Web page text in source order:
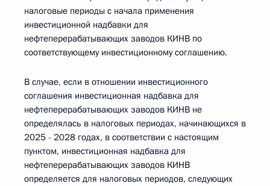
налоговые периоды с начала применения
инвестиционной надбавки для
нефтеперерабатывающих заводов КИНВ по
соответствующему инвестиционному соглашению.
В случае, если в отношении инвестиционного
соглашения инвестиционная надбавка для
нефтеперерабатывающих заводов КИНВ не
определялась в налоговых периодах, начинающихся в
2025 - 2028 годах, в соответствии с настоящим
пунктом, инвестиционная надбавка для
нефтеперерабатывающих заводов КИНВ
определяется для налоговых периодов, следующих